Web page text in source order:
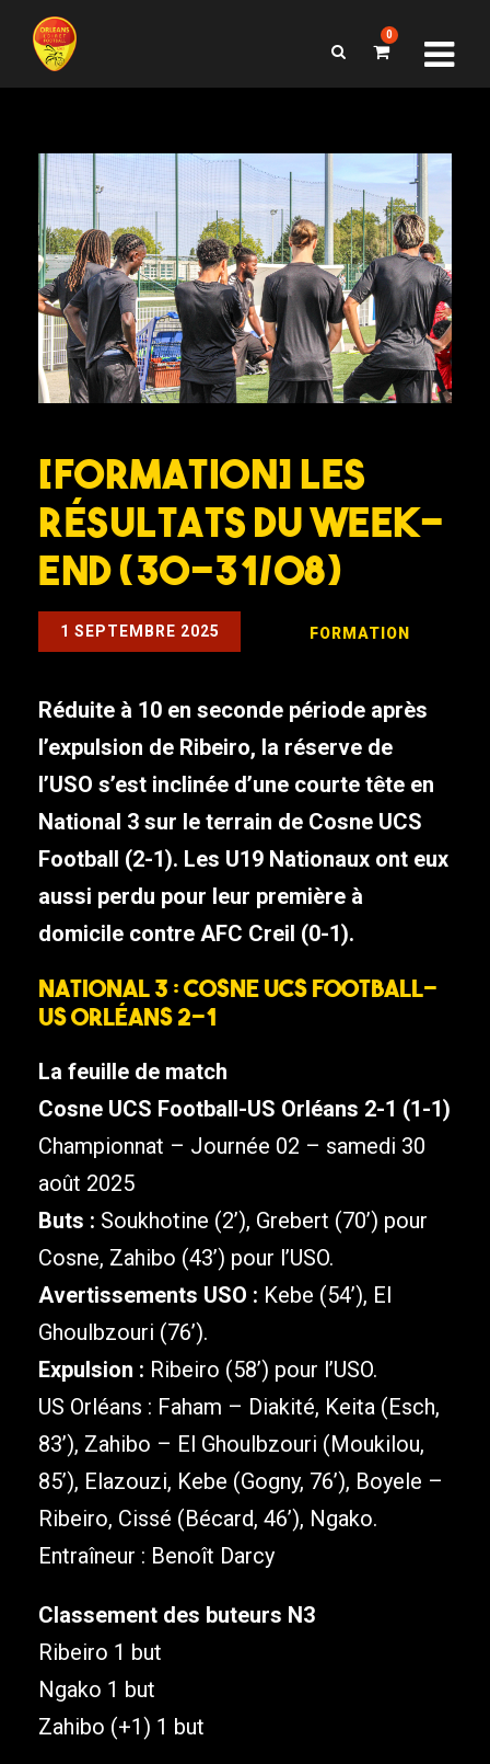
0
[FORMATION] Les
résultats du week-
end (30-31/08)
1 SEPTEMBRE 2025 FORMATION
Réduite à 10 en seconde période après
l’expulsion de Ribeiro, la réserve de
l’USO s’est inclinée d’une courte tête en
National 3 sur le terrain de Cosne UCS
Football (2-1). Les U19 Nationaux ont eux
aussi perdu pour leur première à
domicile contre AFC Creil (0-1).
National 3 : Cosne UCS Football-
US Orléans 2-1
La feuille de match
Cosne UCS Football-US Orléans 2-1 (1-1)
Championnat – Journée 02 – samedi 30
août 2025
Buts : Soukhotine (2’), Grebert (70’) pour
Cosne, Zahibo (43’) pour l’USO.
Avertissements USO : Kebe (54’), El
Ghoulbzouri (76’).
Expulsion : Ribeiro (58’) pour l’USO.
US Orléans : Faham – Diakité, Keita (Esch,
83’), Zahibo – El Ghoulbzouri (Moukilou,
85’), Elazouzi, Kebe (Gogny, 76’), Boyele –
Ribeiro, Cissé (Bécard, 46’), Ngako.
Entraîneur : Benoît Darcy
Classement des buteurs N3
Ribeiro 1 but
Ngako 1 but
Zahibo (+1) 1 but